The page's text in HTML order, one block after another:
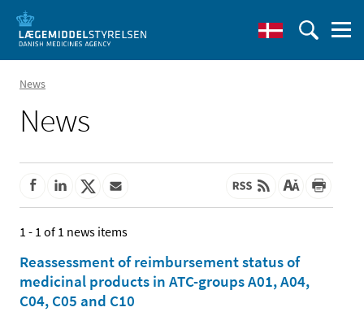
News
News
1 - 1 of 1 news items
Reassessment of reimbursement status of
medicinal products in ATC-groups A01, A04,
C04, C05 and C10